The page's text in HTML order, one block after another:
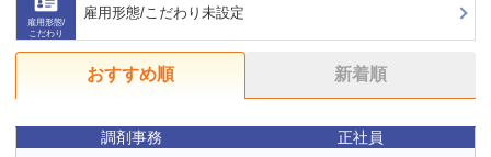
雇用形態/
こだわり
雇用形態/こだわり未設定
おすすめ順 新着順
調剤事務 正社員